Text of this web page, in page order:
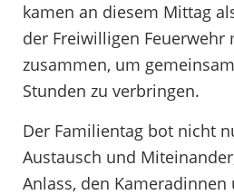
kamen an diesem Mittag
der Freiwilligen
zusammen, um
Stunden zu verbringen.
Der Familientag bot nicht
Austausch und
Anlass, den